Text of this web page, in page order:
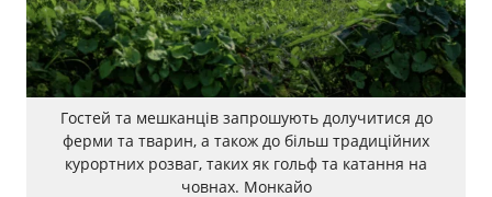
Гостей та мешканців запрошують долучитися до
ферми та тварин, а також до більш традиційних
курортних розваг, таких як гольф та катання на
човнах. Монкайо